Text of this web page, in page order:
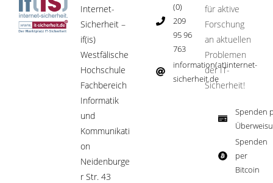
Internet-
Sicherheit –
if(is)
Westfälische
Hochschule
Fachbereich
Informatik
und
Kommunikati
on
Neidenburge
r Str. 43
(0)
209
95 96
763
information(at)internet-
sicherheit.de ​
für aktive
Forschung
an aktuellen
Problemen
der IT-
Sicherheit!​
Spenden
Spenden
per
Bitcoin​